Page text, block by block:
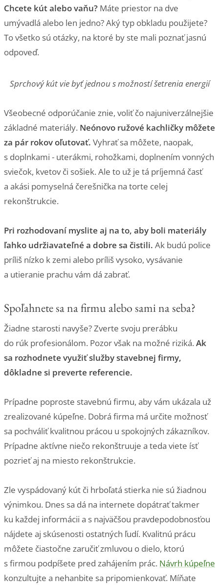
Chcete kút alebo vaňu? Máte priestor na dve
umývadlá alebo len jedno? Aký typ obkladu použijete?
To všetko sú otázky, na ktoré by ste mali poznať jasnú
odpoveď.
Sprchový kút vie byť jednou s možností šetrenia energií
Všeobecné odporúčanie znie, voliť čo najuniverzálnejšie
základné materiály. Neónovo ružové kachličky môžete
za pár rokov oľutovať. Vyhrať sa môžete, naopak,
s doplnkami - uterákmi, rohožkami, doplnením vonných
sviečok, kvetov či sošiek. Ale to už je tá príjemná časť
a akási pomyselná čerešnička na torte celej
rekonštrukcie.
Pri rozhodovaní myslite aj na to, aby boli materiály
ľahko udržiavateľné a dobre sa čistili. Ak budú police
príliš nízko k zemi alebo príliš vysoko, vysávanie
a utieranie prachu vám dá zabrať.
Spoľahnete sa na firmu alebo sami na seba?
Žiadne starosti navyše? Zverte svoju prerábku
do rúk profesionálom. Pozor však na možné riziká. Ak
sa rozhodnete využiť služby stavebnej firmy,
dôkladne si preverte referencie.
Prípadne poproste stavebnú firmu, aby vám ukázala už
zrealizované kúpeľne. Dobrá firma má určite možnosť
sa pochváliť kvalitnou prácou u spokojných zákazníkov.
Prípadne aktívne niečo rekonštruuje a teda viete ísť
pozrieť aj na miesto rekonštrukcie.
Zle vyspádovaný kút či hrboľatá stierka nie sú žiadnou
výnimkou. Dnes sa dá na internete dopátrať takmer
ku každej informácii a s najväčšou pravdepodobnosťou
nájdete aj skúsenosti ostatných ľudí. Kvalitnú prácu
môžete čiastočne zaručiť zmluvou o dielo, ktorú
s firmou podpíšete pred zahájením prác. Návrh kúpeľne
konzultujte a nehanbite sa pripomienkovať. Míňate